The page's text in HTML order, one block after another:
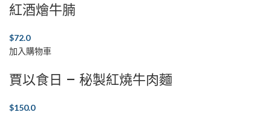
紅酒燴牛腩
$72.0
加入購物車
賈以食日 – 秘製紅燒牛肉麵
$150.0